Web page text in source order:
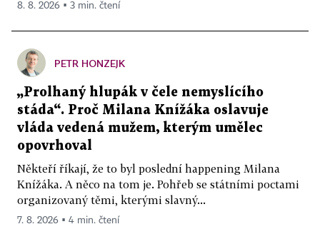
8. 8. 2026 ▪ 3 min. čtení
PETR HONZEJK
„Prolhaný hlupák v čele nemyslícího
stáda“. Proč Milana Knížáka oslavuje
vláda vedená mužem, kterým umělec
opovrhoval
Někteří říkají, že to byl poslední happening Milana
Knížáka. A něco na tom je. Pohřeb se státními poctami
organizovaný těmi, kterými slavný...
7. 8. 2026 ▪ 4 min. čtení